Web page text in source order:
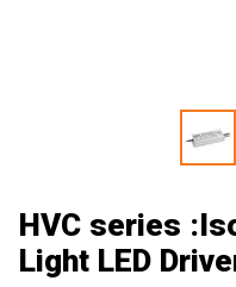
HVC series
Light LED